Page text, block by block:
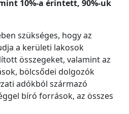
10%-a érintett, 90%-uk
szükséges, hogy az
a kerületi lakosok
összegeket, valamint az
bölcsődei dolgozók
adókból származó
bíró források, az összes